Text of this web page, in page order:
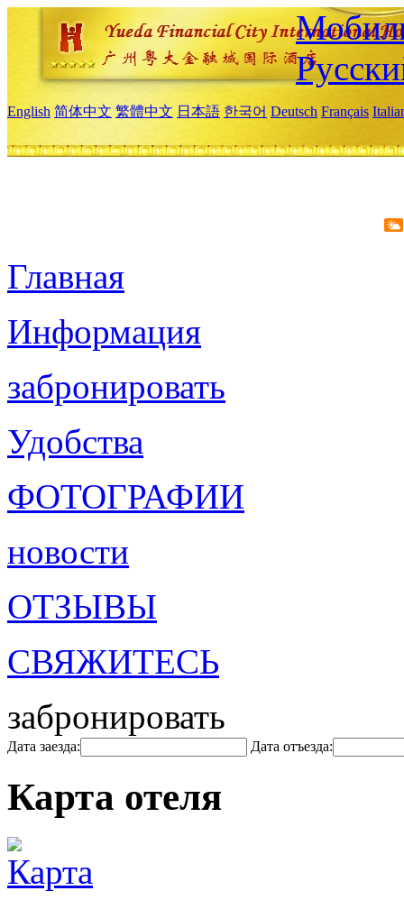
English 简体中文 繁體中文 日本語 한국어 Deutsch Français
Главная
Информация
забронировать
Удобства
ФОТОГРАФИИ
новости
ОТЗЫВЫ
СВЯЖИТЕСЬ
забронировать
Дата заезда: Дата отъезда:
Карта отеля